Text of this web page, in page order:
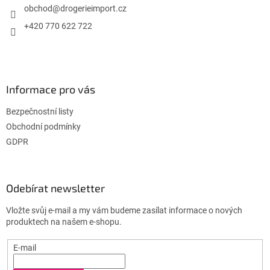
obchod@drogerieimport.cz
+420 770 622 722
Informace pro vás
Bezpečnostní listy
Obchodní podmínky
GDPR
Odebírat newsletter
Vložte svůj e-mail a my vám budeme zasílat informace o nových
produktech na našem e-shopu.
E-mail